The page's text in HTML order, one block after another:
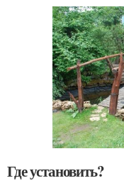
Где установить?